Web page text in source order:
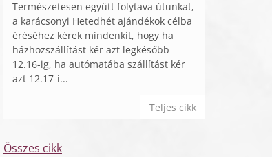
Természetesen együtt folytava útunkat,
a karácsonyi Hetedhét ajándékok célba
éréséhez kérek mindenkit, hogy ha
házhozszállítást kér azt legkésőbb
12.16-ig, ha autómatába szállítást kér
azt 12.17-i...
Teljes cikk
Összes cikk